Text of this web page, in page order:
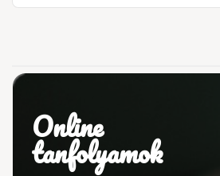
Online
tanfolyamok